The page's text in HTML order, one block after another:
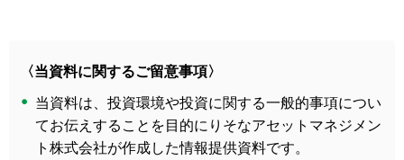
〈当資料に関するご留意事項〉
当資料は、投資環境や投資に関する一般的事項につい
てお伝えすることを目的にりそなアセットマネジメン
ト株式会社が作成した情報提供資料です。